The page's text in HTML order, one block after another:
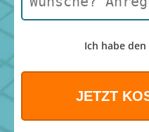
Ich habe den